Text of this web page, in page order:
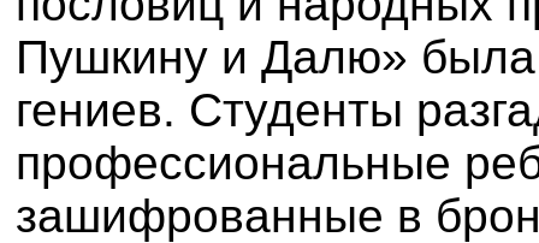
Пушкину и Далю»
гениев. Студенты
профессиональные
зашифрованные в